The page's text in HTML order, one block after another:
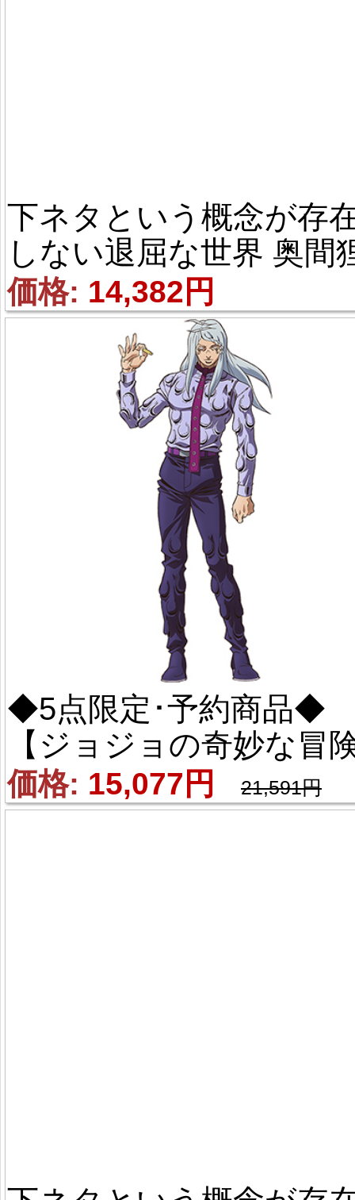
下ネタという概念が存
しない退屈な世界 奥間
吉（おくま たぬきち）
コスプレ衣装 Ver.2
価格: 14,382円
◆5点限定･予約商品◆
【ジョジョの奇妙な冒
衣装】Part6 ストーンオ
シャン ジョンガリ・
価格: 15,077円 21,591円